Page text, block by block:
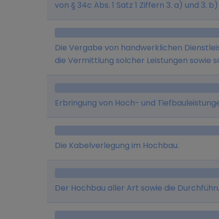
Unternehmens der Betrieb einer
von Bauarbeiten aller Art und aller damit
Maßnahmen, auch als
Bauträger unter Einschaltung von einem
eigenen Arbeitskräften. Die Gesellschaft
sowohl zu Wohn- als auch zu
von § 34c Abs. 1 Satz 1 Ziffern 3. a) und 3.
Sanierung von Wohngebäuden auf
Generalunternehmer sowie die
Erwerb und die Veräußerung solcher
Hamburg. 2. Zu diesem Zweck darf die
erwerben und veräußern.
Die Vergabe von handwerklichen
die Vermittlung solcher Leistungen sowie
Erbringung von Hoch- und
Die Kabelverlegung im Hochbau.
Der Hochbau aller Art sowie die